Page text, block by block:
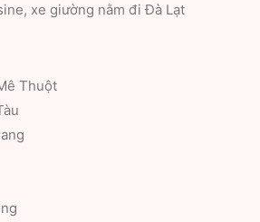
xe giường nằm đi Đà Lạt
Thuột